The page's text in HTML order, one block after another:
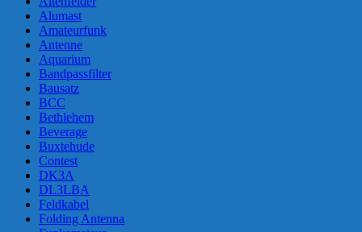
Alumast
Amateurfunk
Antenne
Aquarium
Bandpassfilter
Bausatz
BCC
Bethlehem
Beverage
Buxtehude
Contest
DK3A
DL3LBA
Feldkabel
Folding Antenna